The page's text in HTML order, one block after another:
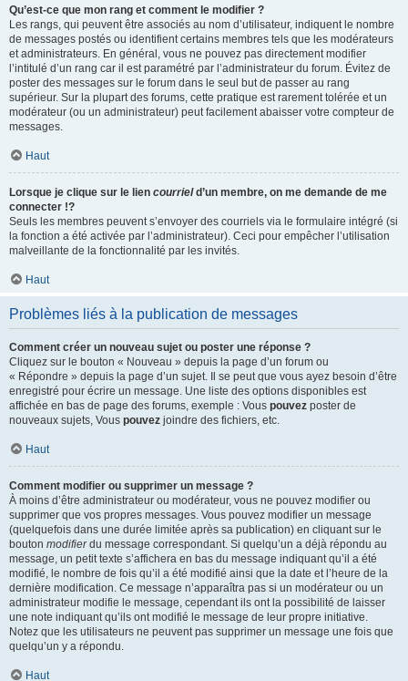
Qu’est-ce que mon rang et comment le modifier ?
Les rangs, qui peuvent être associés au nom d’utilisateur, indiquent le nombre
de messages postés ou identifient certains membres tels que les modérateurs
et administrateurs. En général, vous ne pouvez pas directement modifier
l’intitulé d’un rang car il est paramétré par l’administrateur du forum. Évitez de
poster des messages sur le forum dans le seul but de passer au rang
supérieur. Sur la plupart des forums, cette pratique est rarement tolérée et un
modérateur (ou un administrateur) peut facilement abaisser votre compteur de
messages.
Haut
Lorsque je clique sur le lien courrield’un membre, on me demande de me
connecter !?
Seuls les membres peuvent s’envoyer des courriels via le formulaire intégré (si
la fonction a été activée par l’administrateur). Ceci pour empêcher l’utilisation
malveillante de la fonctionnalité par les invités.
Haut
Problèmes liés à la publication de messages
Comment créer un nouveau sujet ou poster une réponse ?
Cliquez sur le bouton « Nouveau » depuis la page d’un forum ou
« Répondre » depuis la page d’un sujet. Il se peut que vous ayez besoin d’être
enregistré pour écrire un message. Une liste des options disponibles est
affichée en bas de page des forums, exemple : Vous pouvez poster de
nouveaux sujets, Vous pouvez joindre des fichiers, etc.
Haut
Comment modifier ou supprimer un message ?
À moins d’être administrateur ou modérateur, vous ne pouvez modifier ou
supprimer que vos propres messages. Vous pouvez modifier un message
(quelquefois dans une durée limitée après sa publication) en cliquant sur le
bouton modifierdu message correspondant. Si quelqu’un a déjà répondu au
message, un petit texte s’affichera en bas du message indiquant qu’il a été
modifié, le nombre de fois qu’il a été modifié ainsi que la date et l’heure de la
dernière modification. Ce message n’apparaîtra pas si un modérateur ou un
administrateur modifie le message, cependant ils ont la possibilité de laisser
une note indiquant qu’ils ont modifié le message de leur propre initiative.
Notez que les utilisateurs ne peuvent pas supprimer un message une fois que
quelqu’un y a répondu.
Haut